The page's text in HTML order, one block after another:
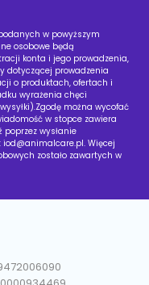
w powyższym
osobowe będą
konta i jego prowadzenia,
dotyczącej prowadzenia
o produktach, ofertach i
wyrażenia chęci
można wycofać
w stopce zawiera
wysłanie
iod@animalcare.pl. Więcej
zostało zawartych w